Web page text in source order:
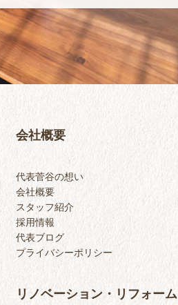
会社概要
代表菅谷の想い
会社概要
スタッフ紹介
採用情報
代表ブログ
プライバシーポリシー
リノベーション・リフォーム